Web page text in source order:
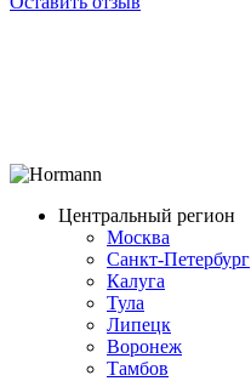
Центральный регион
Москва
Санкт-Петербург
Калуга
Тула
Липецк
Воронеж
Тамбов